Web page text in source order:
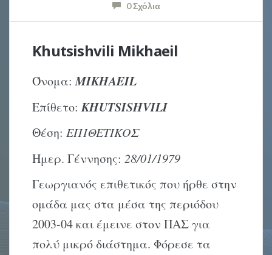
0 Σχόλια
Κhutsishvili Mikhaeil
Όνομα:MIKHAEIL
Επίθετο:KHUTSISHVILI
Θέση:ΕΠΙΘΕΤΙΚΟΣ
Ημερ. Γέννησης:28/01/1979
Γεωργιανός επιθετικός που ήρθε στην
ομάδα μας στα μέσα της περιόδου
2003-04 και έμεινε στον ΠΑΣ για
πολύ μικρό διάστημα. Φόρεσε τα